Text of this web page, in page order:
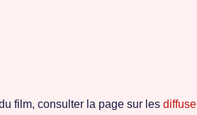
film, consulter la page sur les